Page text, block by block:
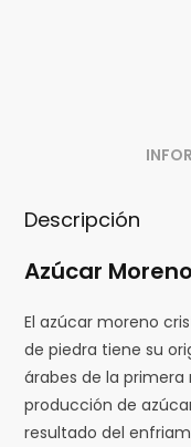
Descripción
Azúcar
El azúcar moreno
de piedra tiene su
árabes de la primera
producción de
resultado del